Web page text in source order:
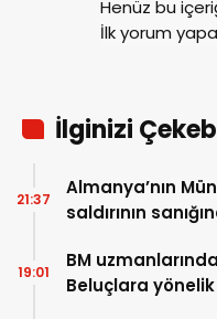
Henüz bu
İlk yorum
İlginizi
Almanya’nın
saldırının
21:37
BM
Beluçlara
19:01